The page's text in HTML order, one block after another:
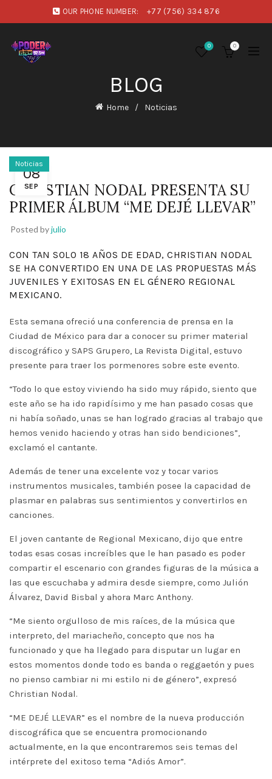
OUR PHONE NUMBER: +77 (756) 334 876
0 0
BLOG
Home Noticias
08
SEP
Noticias
CHRISTIAN NODAL PRESENTA SU
PRIMER ÁLBUM “ME DEJÉ LLEVAR”
Posted byjulio
CON TAN SOLO 18 AÑOS DE EDAD, CHRISTIAN NODAL
SE HA CONVERTIDO EN UNA DE LAS PROPUESTAS MÁS
JUVENILES Y EXITOSAS EN EL GÉNERO REGIONAL
MEXICANO.
Esta semana ofreció una conferencia de prensa en la
Ciudad de México para dar a conocer su primer material
discográfico y SAPS Grupero, La Revista Digital, estuvo
presente para traer los pormenores sobre este evento.
“Todo lo que estoy viviendo ha sido muy rápido, siento que
este año se ha ido rapidísimo y me han pasado cosas que
ni había soñado, unas se han logrado gracias al trabajo que
hemos venido haciendo y otras han sido bendiciones”,
exclamó el cantante.
Además de tener una excelente voz y tocar varios
instrumentos musicales, también posee la capacidad de
plasmar en palabras sus sentimientos y convertirlos en
canciones.
El joven cantante de Regional Mexicano, dijo que entre
todas esas cosas increíbles que le han pasado es poder
compartir el escenario con grandes figuras de la música a
las que escuchaba y admira desde siempre, como Julión
Álvarez, David Bisbal y ahora Marc Anthony.
“Me siento orgulloso de mis raíces, de la música que
interpreto, del mariacheño, concepto que nos ha
funcionado y que ha llegado para disputar un lugar en
estos momentos donde todo es banda o reggaetón y pues
no pienso cambiar ni mi estilo ni de género”, expresó
Christian Nodal.
“ME DEJÉ LLEVAR” es el nombre de la nueva producción
discográfica que se encuentra promocionando
actualmente, en la que encontraremos seis temas del
intérprete del exitoso tema “Adiós Amor”.